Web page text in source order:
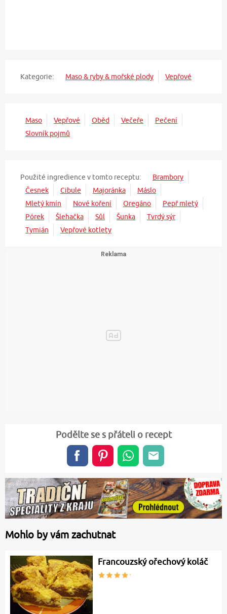
Kategorie: Maso & ryby & mořské plody Vepřové
Maso Vepřové Oběd Večeře
Pečení
Slovník pojmů
Použité ingredience v tomto receptu:
Brambory
Česnek
Cibule Majoránka
Máslo
Mletý kmín
Nové koření Oregáno
Pepř mletý
Pórek
Šlehačka Sůl Šunka
Tvrdý sýr
Tymián
Vepřové kotlety
Podělte se s přáteli o recept
Mohlo by vám zachutnat
Francouzský ořechový koláč